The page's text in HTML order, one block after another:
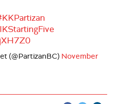
(@PartizanBC) November